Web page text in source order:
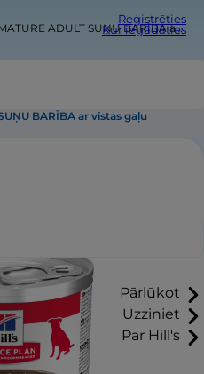
Reģistrēties
Kur iegādāties
Pārlūkot
Uzziniet
Par Hill's
ADULT SUŅU BARĪBA ar vistas gaļu
BARĪBA ar vistas gaļu